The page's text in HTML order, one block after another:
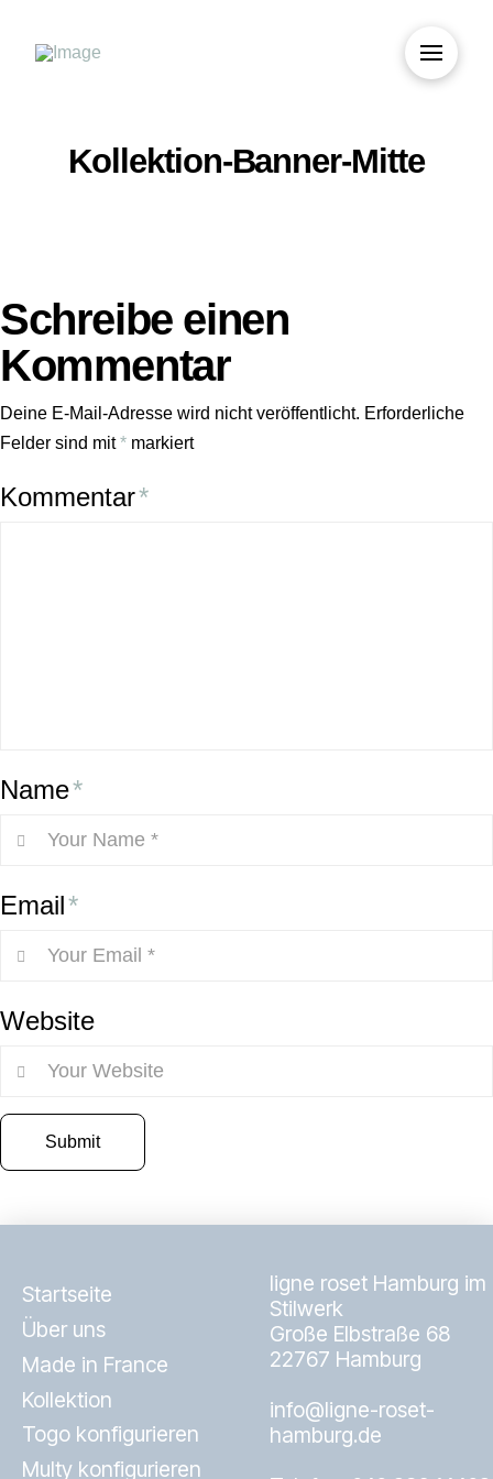
Kollektion-Banner-Mitte
Schreibe einen
Kommentar
Deine E-Mail-Adresse wird nicht veröffentlicht. Erforderliche
Felder sind mit* markiert
Kommentar*
Name*
Email*
Website
Startseite
Über uns
Made in France
Kollektion
Togo konfigurieren
Multy konfigurieren
ligne roset Hamburg im
Stilwerk
Große Elbstraße 68
22767 Hamburg
info@ligne-roset-
hamburg.de